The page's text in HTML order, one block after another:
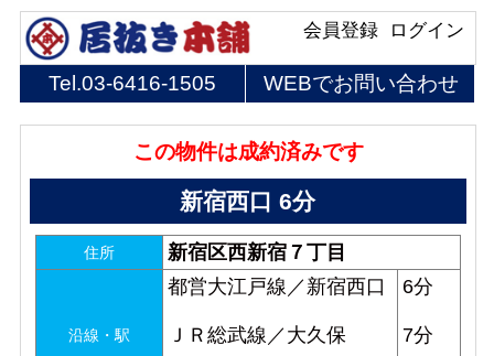
ログイン
会員登録
Tel.03-6416-1505 WEBでお問い合わせ
この物件は成約済みです
新宿西口 6分
住所 新宿区西新宿７丁目
沿線・駅
都営大江戸線／新宿西口
ＪＲ総武線／大久保
6分
7分